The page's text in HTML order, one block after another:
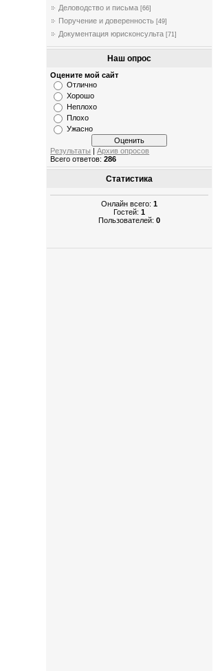
Деловодство и письма [66]
Поручение и доверенность [49]
Документация юрисконсульта [71]
Наш опрос
Оцените мой сайт
Отлично
Хорошо
Неплохо
Плохо
Ужасно
Результаты |Архив опросов
Всего ответов:286
Статистика
Онлайн всего:1
Гостей:1
Пользователей:0